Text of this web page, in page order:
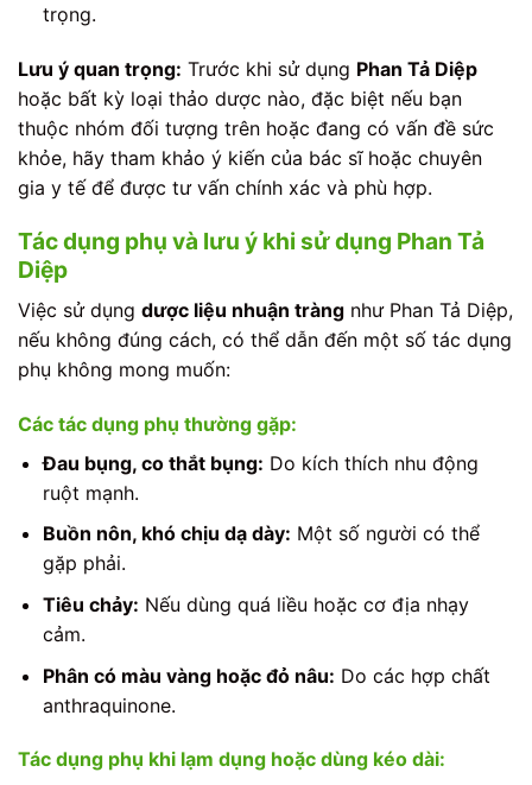
trọng.
Lưu ý quan trọng: Trước khi sử dụng Phan Tả Diệp
hoặc bất kỳ loại thảo dược nào, đặc biệt nếu bạn
thuộc nhóm đối tượng trên hoặc đang có vấn đề sức
khỏe, hãy tham khảo ý kiến của bác sĩ hoặc chuyên
gia y tế để được tư vấn chính xác và phù hợp.
Tác dụng phụ và lưu ý khi sử dụng Phan Tả
Diệp
Việc sử dụng dược liệu nhuận tràng như Phan Tả Diệp,
nếu không đúng cách, có thể dẫn đến một số tác dụng
phụ không mong muốn:
Các tác dụng phụ thường gặp:
Đau bụng, co thắt bụng: Do kích thích nhu động
ruột mạnh.
Buồn nôn, khó chịu dạ dày: Một số người có thể
gặp phải.
Tiêu chảy: Nếu dùng quá liều hoặc cơ địa nhạy
cảm.
Phân có màu vàng hoặc đỏ nâu: Do các hợp chất
anthraquinone.
Tác dụng phụ khi lạm dụng hoặc dùng kéo dài: